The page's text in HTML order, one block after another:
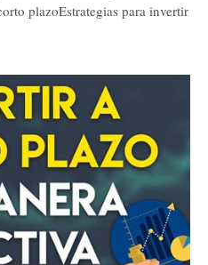
plazoEstrategias para invertir